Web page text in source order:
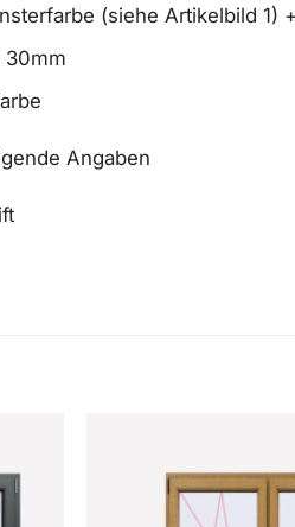
(siehe Artikelbild 1)
30mm
Angaben